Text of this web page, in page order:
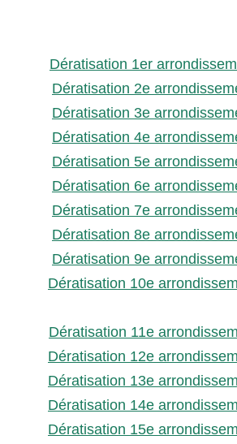
Dératisation 1er
Dératisation 2e
Dératisation 3e
Dératisation 4e
Dératisation 5e
Dératisation 6e
Dératisation 7e
Dératisation 8e
Dératisation 9e
Dératisation 10e
Dératisation 11e
Dératisation 12e
Dératisation 13e
Dératisation 14e
Dératisation 15e